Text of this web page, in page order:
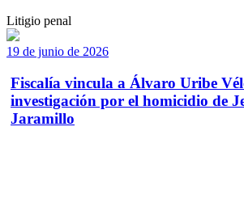
Litigio penal
19 de junio de 2026
Fiscalía vincula a Álvaro Uribe
investigación por el homicidio de
Jaramillo